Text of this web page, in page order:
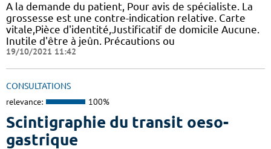
A la demande du patient, Pour avis de spécialiste. La
grossesse est une contre-indication relative. Carte
vitale,Pièce d'identité,Justificatif de domicile Aucune.
Inutile d'être à jeûn. Précautions ou
19/10/2021 11:42
CONSULTATIONS
relevance: 100%
Scintigraphie du transit oeso-
gastrique